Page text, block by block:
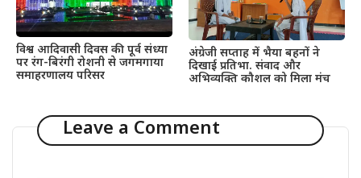
विश्व आदिवासी दिवस की पूर्व संध्या
पर रंग-बिरंगी रोशनी से जगमगाया
समाहरणालय परिसर
अंग्रेजी सप्ताह में भैया बहनों ने
दिखाई प्रतिभा. संवाद और
अभिव्यक्ति कौशल को मिला मंच
Leave a Comment